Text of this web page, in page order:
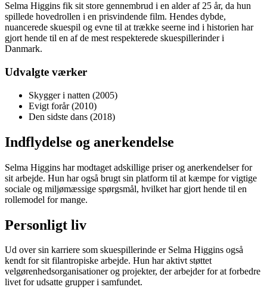
Selma Higgins fik sit store gennembrud i en alder af 25 år, da hun
spillede hovedrollen i en prisvindende film. Hendes dybde,
nuancerede skuespil og evne til at trække seerne ind i historien har
gjort hende til en af de mest respekterede skuespillerinder i
Danmark.
Udvalgte værker
Skygger i natten (2005)
Evigt forår (2010)
Den sidste dans (2018)
Indflydelse og anerkendelse
Selma Higgins har modtaget adskillige priser og anerkendelser for
sit arbejde. Hun har også brugt sin platform til at kæmpe for vigtige
sociale og miljømæssige spørgsmål, hvilket har gjort hende til en
rollemodel for mange.
Personligt liv
Ud over sin karriere som skuespillerinde er Selma Higgins også
kendt for sit filantropiske arbejde. Hun har aktivt støttet
velgørenhedsorganisationer og projekter, der arbejder for at forbedre
livet for udsatte grupper i samfundet.